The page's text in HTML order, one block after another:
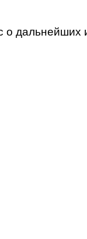
дальнейших